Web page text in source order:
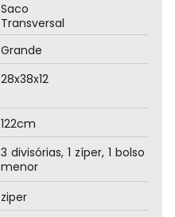
Saco
Transversal
Grande
28x38x12
122cm
3 divisórias, 1 zíper, 1 bolso
menor
ziper